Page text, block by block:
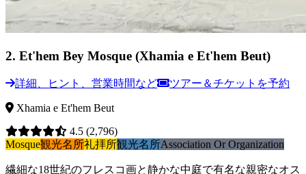
2. Et'hem Bey Mosque (Xhamia e Et'hem Beut)
詳細、ヒント、営業時間など ツアー＆チケットを予約
Xhamia e Et'hem Beut
4.5 (2,796)
Mosque観光名所礼拝所観光名所Association Or Organization
繊細な18世紀のフレスコ画と静かな中庭で有名な親密なオス